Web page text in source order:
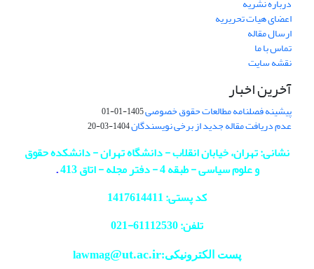
اعضای هیات تحریریه
ارسال مقاله
تماس با ما
نقشه سایت
آخرین اخبار
پیشینه فصلنامه مطالعات حقوق خصوصی1405-01-01
عدم دریافت مقاله جدید از برخی نویسندگان1404-03-20
نشانی: تهران، خیابان انقلاب - دانشگاه تهران - دانشکده حقوق
و علوم سیاسی - طبقه 4 - دفتر مجله - اتاق 413
.
کد پستی: 1417614411
تلفن: 61112530-
021
پست الکترونیکی:lawmag@ut.ac.ir